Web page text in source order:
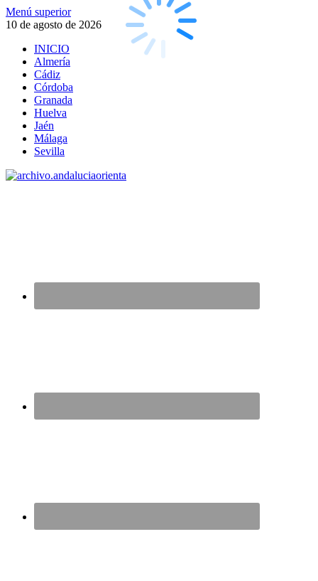
Saltar
al
Menú superior
10 de agosto de 2026
INICIO
Almería
Cádiz
Córdoba
Granada
Huelva
Jaén
Málaga
Sevilla